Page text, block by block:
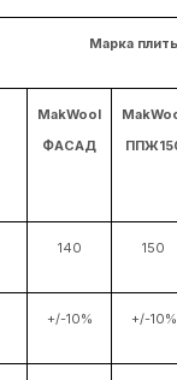
Марка
MakWool
ФАСАД
140 150
+/-10% +/-10%